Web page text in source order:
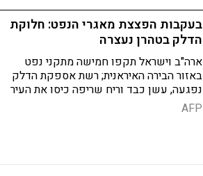
בעקבות הפצצת מאגרי הנפט: חלוקת
הדלק בטהרן נעצרה
ארה"ב וישראל תקפו חמישה מתקני נפט
באזור הבירה האיראנית; רשת אספקת הדלק
נפגעה, עשן כבד וריח שריפה כיסו את העיר
– והרשויות מזהירות מזיהום מסוכן באוויר
AFP